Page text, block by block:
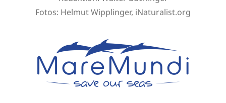
Fotos: Helmut Wipplinger, iNaturalist.org